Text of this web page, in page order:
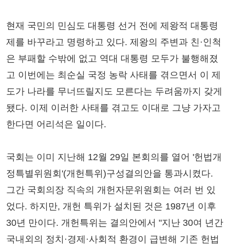
현재 국민의 민심도 대통령 선거 전에 제왕적 대통령
제를 바꾸라고 명령하고 있다. 제왕의 주변과 친·인척
은 부패할 수밖에 없고 역대 대통령 모두가 불행해졌
고 이번에는 최순실 국정 농락 사태를 겪으면서 이 제
도가 나라를 무너뜨릴지도 모른다는 두려움까지 갖게
됐다. 이제 이러한 사태를 겪고도 이대로 그냥 가자고
한다면 어리석은 일이다.
국회는 이미 지난해 12월 29일 본회의를 열어 '헌법개
정특별위원회'(개헌특위)구성결의안을 통과시켰다.
그간 국회의장 직속의 개헌자문위원회는 여러 번 있
었다. 하지만, 개헌 특위가 설치된 것은 1987년 이후
30년 만이다. 개헌특위는 결의안에서 "지난 30여 년간
국내외의 정치·경제·사회적 환경이 급변해 기존 헌법